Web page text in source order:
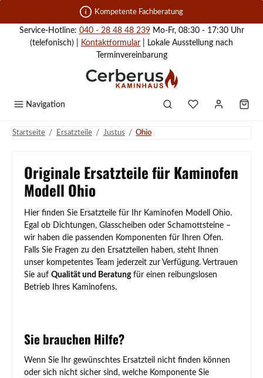
Zum Hauptinhalt springen Kompetente Fachberatung
Service-Hotline: 040 - 28 48 48 239Mo-Fr, 08:30 - 17:30 Uhr
(telefonisch) |
Kontaktformular | Lokale Ausstellung nach
Terminvereinbarung
Navigation
Startseite / Ersatzteile / Justus / Ohio
Originale Ersatzteile für Kaminofen
Modell Ohio
Hier finden Sie Ersatzteile für Ihr Kaminofen Modell Ohio.
Egal ob Dichtungen, Glasscheiben oder Schamottsteine –
wir haben die passenden Komponenten für Ihren Ofen.
Falls Sie Fragen zu den Ersatzteilen haben, steht Ihnen
unser kompetentes Team jederzeit zur Verfügung. Vertrauen
Sie auf Qualität und Beratungfür einen reibungslosen
Betrieb Ihres Kaminofens.
Sie brauchen Hilfe?
Wenn Sie Ihr gewünschtes Ersatzteil nicht finden können
oder sich nicht sicher sind, welche Komponente Sie